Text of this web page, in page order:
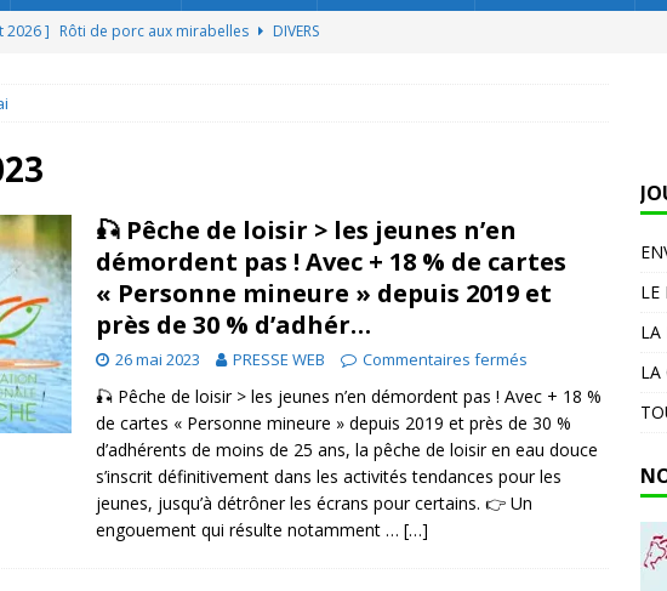
2026 ] Rôti de porc aux mirabelles
DIVERS
le monde néglige à l’entrée
]
2026 ]
Que faire à la veille du week-end ?
ACTUALITES
2026 ] Canicules, incendies : comment l’extrême droite en fait un argument contre
AGRICULTEURS
🎣 Pêche de loisir > les jeunes n’en
démordent pas ! Avec + 18 % de cartes
« Personne mineure » depuis 2019 et
près de 30 % d’adhér…
26 mai 2023 PRESSE WEB Commentaires fermés
🎣 Pêche de loisir > les jeunes n’en démordent pas ! Avec + 18 %
de cartes « Personne mineure » depuis 2019 et près de 30 %
d’adhérents de moins de 25 ans, la pêche de loisir en eau douce
s’inscrit définitivement dans les activités tendances pour les
jeunes, jusqu’à détrôner les écrans pour certains. 👉 Un
engouement qui résulte notamment … […]
LE
LA
LA